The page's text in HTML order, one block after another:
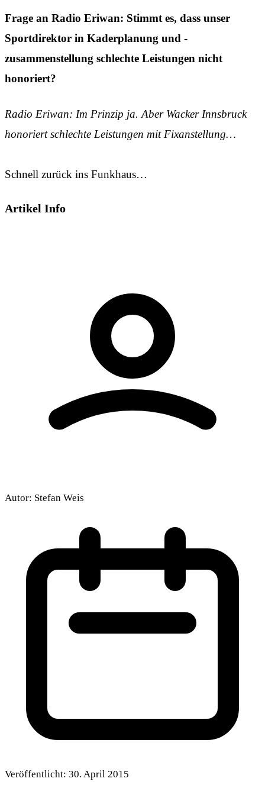
Frage an Radio Eriwan: Stimmt es, dass unser
Sportdirektor in Kaderplanung und -
zusammenstellung schlechte Leistungen nicht
honoriert?
Radio Eriwan: Im Prinzip ja. Aber Wacker Innsbruck
honoriert schlechte Leistungen mit Fixanstellung…
Schnell zurück ins Funkhaus…
Artikel Info
Autor: Stefan Weis
Veröffentlicht: 30. April 2015